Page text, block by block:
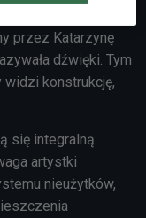
przez Katarzynę
dźwięki. Tym
widzi konstrukcję,
się integralną
artystki
nieużytków,